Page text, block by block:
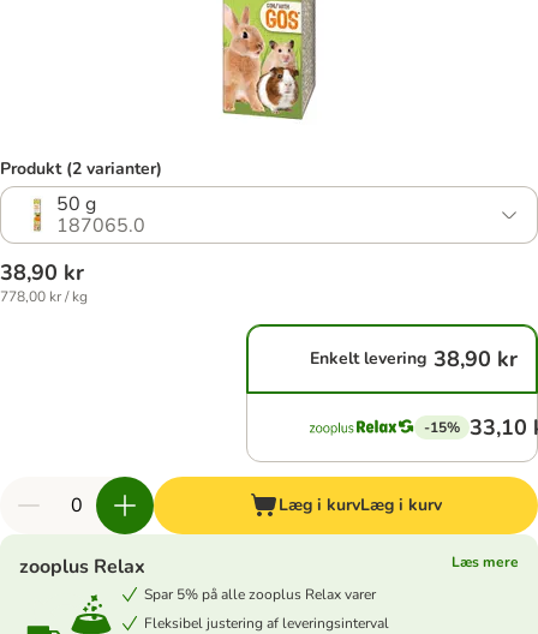
Produkt (2 varianter)
50 g
187065.0
38,90 kr
778,00 kr / kg
Enkelt levering 38,90 kr
-15% 33,10
Læg i kurvLæg i kurv
zooplus Relax
Læs mere
Spar 5% på alle zooplus Relax varer
Fleksibel justering af leveringsinterval